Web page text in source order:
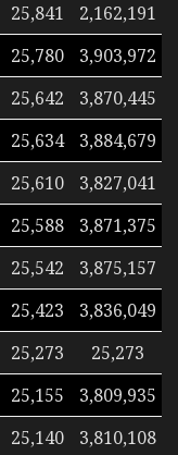
25,841
2,162,191
25,780
3,903,972
25,642
3,870,445
25,634
3,884,679
25,610
3,827,041
25,588
3,871,375
25,542
3,875,157
25,423
3,836,049
25,273
25,273
25,155
3,809,935
25,140 3,810,108